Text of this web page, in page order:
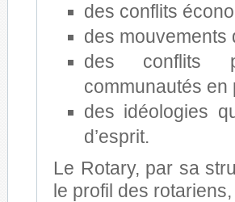
des conflits
des mouvements
des conflits
communautés en
des idéologies
d’esprit.
Le Rotary, par sa
le profil des